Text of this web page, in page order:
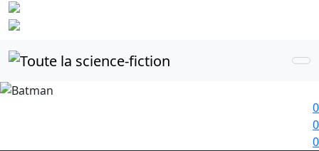
0
0
0